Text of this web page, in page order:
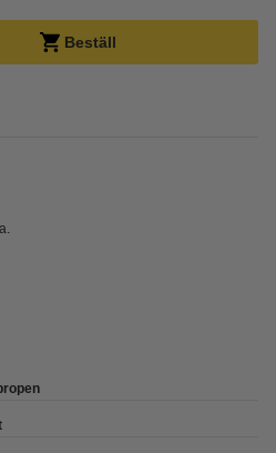
Beställ